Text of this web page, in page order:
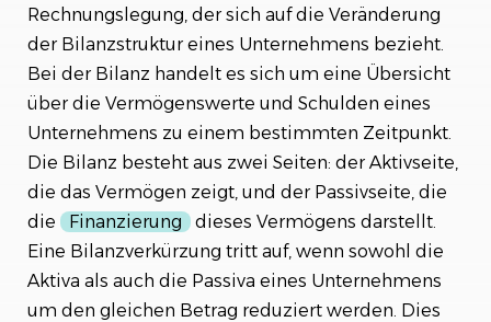
Fazit
Rechnungslegung, der sich auf die Veränderung
der Bilanzstruktur eines Unternehmens bezieht.
Bei der Bilanz handelt es sich um eine Übersicht
über die Vermögenswerte und Schulden eines
Unternehmens zu einem bestimmten Zeitpunkt.
Die Bilanz besteht aus zwei Seiten: der Aktivseite,
die das Vermögen zeigt, und der Passivseite, die
die
Finanzierung
dieses Vermögens darstellt.
Eine Bilanzverkürzung tritt auf, wenn sowohl die
Aktiva als auch die Passiva eines Unternehmens
um den gleichen Betrag reduziert werden. Dies